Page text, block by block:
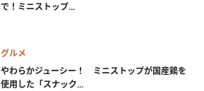
で！ミニストップ...
グルメ
やわらかジューシー！ ミニストップが国産鶏を
使用した「スナック...